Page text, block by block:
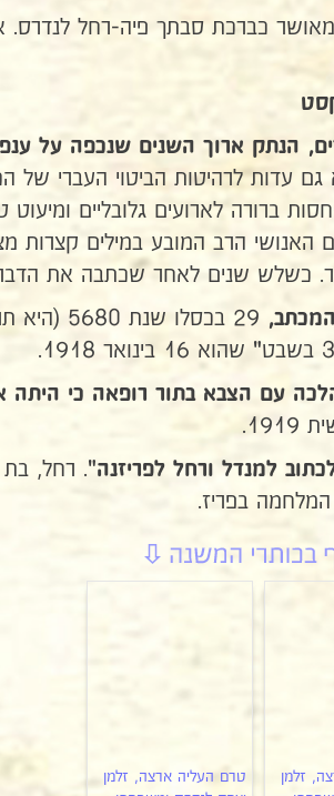
כברכת סבתך פיה-רחל לנדרס.
הנתק ארוך השנים שנכפה על
עדות לרהיטות הביטוי העברי של
ברורה לארועים גלובליים
האנושי הרב המובע במילים
כשלש שנים לאחר שכתבה את
" שהוא 16 בינואר 1918.
עם הצבא בתור רופאה כי היתה
למנדל ורחל לפריזנה". רחל,
בפריז.
זלמן
טרם העליה ארצה, זלמן